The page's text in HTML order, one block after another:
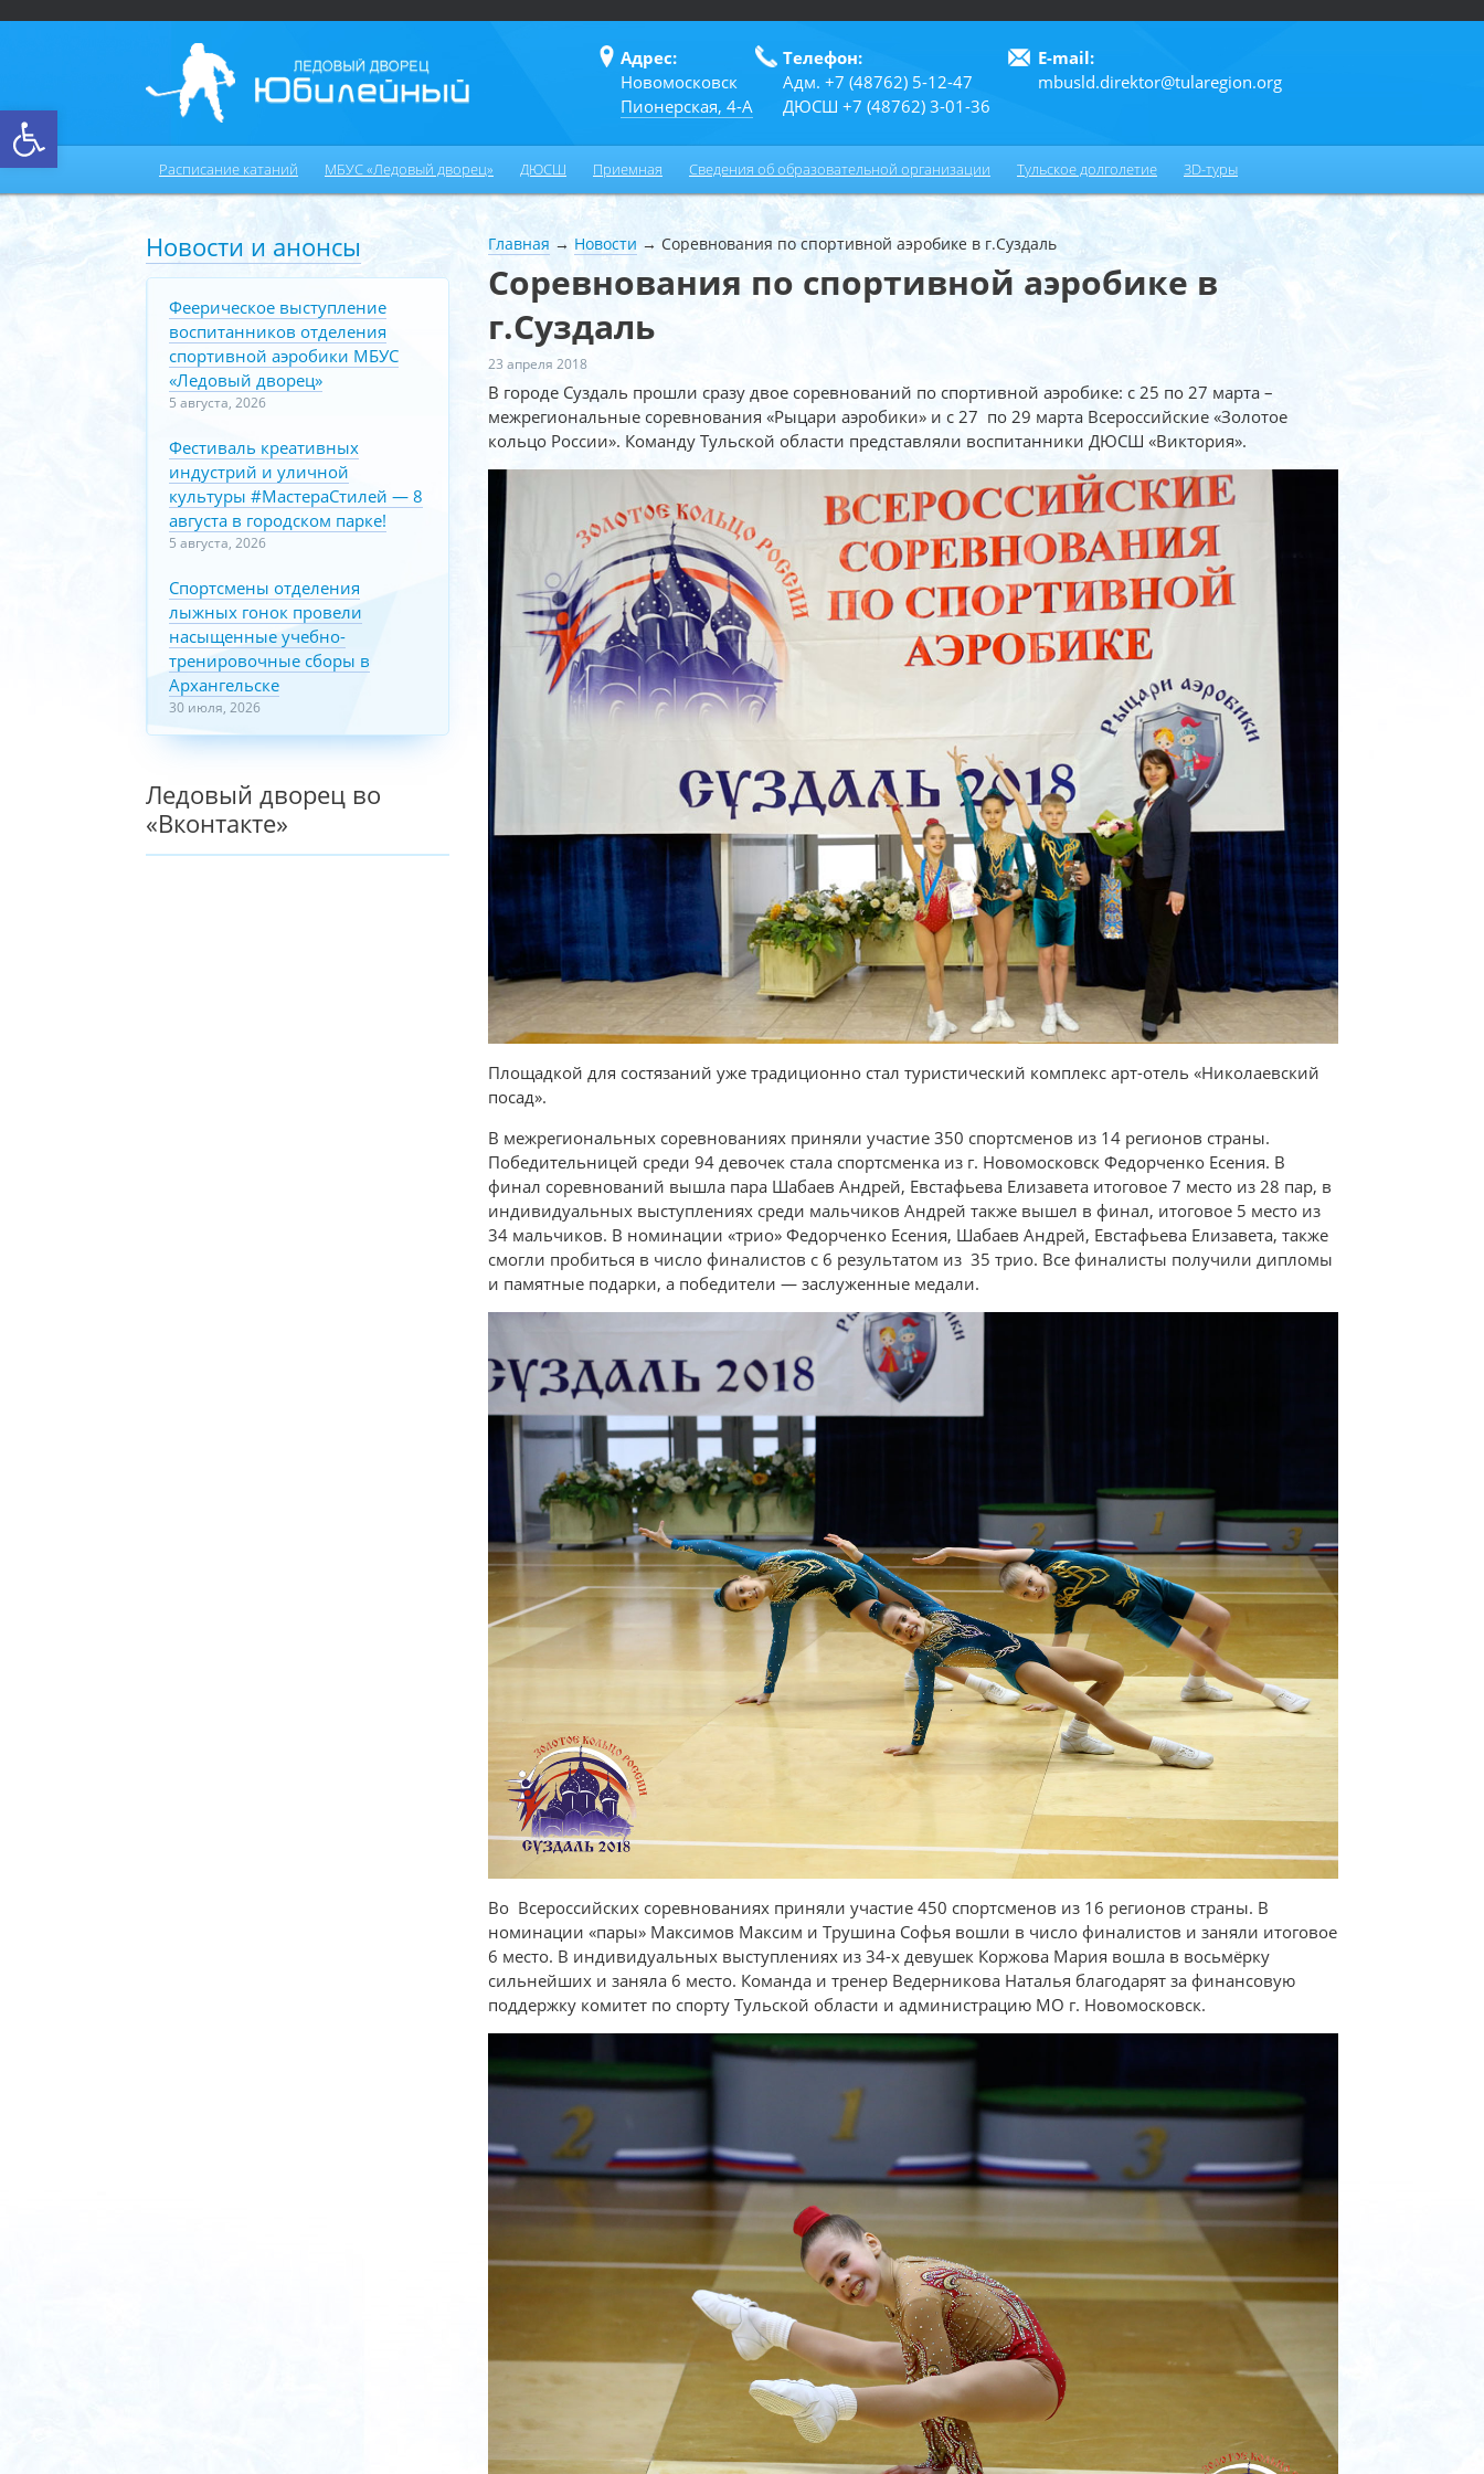
Открыть панель инструментов
Адрес:
Новомосковск
Пионерская, 4-А
Телефон:
Адм. +7 (48762) 5-12-47
ДЮСШ +7 (48762) 3-01-36
E-mail:
mbusld.direktor@tularegion.org
Расписание катаний МБУС «Ледовый дворец» ДЮСШ Приемная Сведения об образовательной организации Тульское долголетие 3D-туры
Главная → Новости →Соревнования по спортивной аэробике в г.Суздаль
Соревнования по спортивной аэробике в
г.Суздаль
23 апреля 2018
В городе Суздаль прошли сразу двое соревнований по спортивной аэробике: с 25 по 27 марта –
межрегиональные соревнования «Рыцари аэробики» и с 27 по 29 марта Всероссийские «Золотое
кольцо России». Команду Тульской области представляли воспитанники ДЮСШ «Виктория».
Площадкой для состязаний уже традиционно стал туристический комплекс арт-отель «Николаевский
посад».
В межрегиональных соревнованиях приняли участие 350 спортсменов из 14 регионов страны.
Победительницей среди 94 девочек стала спортсменка из г. Новомосковск Федорченко Есения. В
финал соревнований вышла пара Шабаев Андрей, Евстафьева Елизавета итоговое 7 место из 28 пар, в
индивидуальных выступлениях среди мальчиков Андрей также вышел в финал, итоговое 5 место из
34 мальчиков. В номинации «трио» Федорченко Есения, Шабаев Андрей, Евстафьева Елизавета, также
смогли пробиться в число финалистов с 6 результатом из 35 трио. Все финалисты получили дипломы
и памятные подарки, а победители — заслуженные медали.
Во Всероссийских соревнованиях приняли участие 450 спортсменов из 16 регионов страны. В
номинации «пары» Максимов Максим и Трушина Софья вошли в число финалистов и заняли итоговое
6 место. В индивидуальных выступлениях из 34-х девушек Коржова Мария вошла в восьмёрку
сильнейших и заняла 6 место. Команда и тренер Ведерникова Наталья благодарят за финансовую
поддержку комитет по спорту Тульской области и администрацию МО г. Новомосковск.
Новости и анонсы
Феерическое выступление
воспитанников отделения
спортивной аэробики МБУС
«Ледовый дворец»
5 августа, 2026
Фестиваль креативных
индустрий и уличной
культуры #МастераСтилей — 8
августа в городском парке!
5 августа, 2026
Спортсмены отделения
лыжных гонок провели
насыщенные учебно-
тренировочные сборы в
Архангельске
30 июля, 2026
Ледовый дворец во
«Вконтакте»